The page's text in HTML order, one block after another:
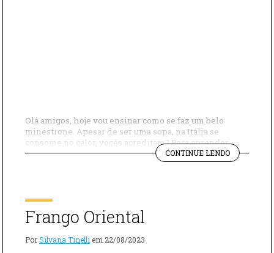
Olá amigos, hoje vou ensinar como se faz um belo
minestrone. Apesar de ser uma sopa, na Itália se
consome no calor, vocês acreditam? Para aprender
como se faz um belo minestrone, é importante
entender um hábito dos italianos: eles gostam de
CONTINUE LENDO"APRENDE
A
Frango Oriental
PorSilvana Tinelli em 22/08/2023